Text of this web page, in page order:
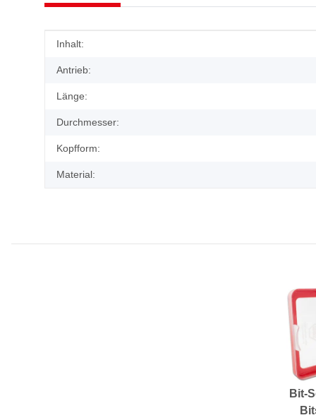
Produkteigenschaft
Wert
Inhalt:
Antrieb:
Länge:
Durchmesser:
Kopfform:
Material:
Bit-